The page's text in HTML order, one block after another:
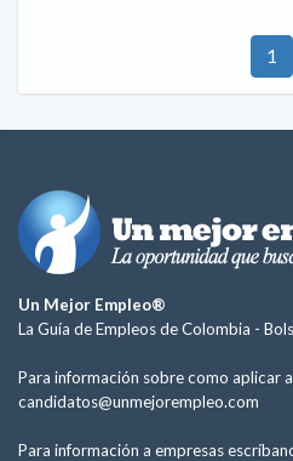
1
Un Mejor Empleo®
La Guía de Empleos de Colombia -
Para información sobre como aplicar
candidatos@unmejorempleo.com
Para información a empresas